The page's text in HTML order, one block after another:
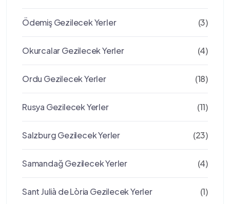
Ödemiş Gezilecek Yerler (3)
Okurcalar Gezilecek Yerler (4)
Ordu Gezilecek Yerler (18)
Rusya Gezilecek Yerler (11)
Salzburg Gezilecek Yerler (23)
Samandağ Gezilecek Yerler (4)
Sant Julià de Lòria Gezilecek Yerler (1)